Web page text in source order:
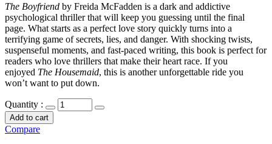
The Boyfriend by Freida McFadden is a dark and addictive
psychological thriller that will keep you guessing until the final
page. What starts as a perfect love story quickly turns into a
terrifying game of secrets, lies, and danger. With shocking twists,
suspenseful moments, and fast-paced writing, this book is perfect for
readers who love thrillers that make their heart race. If you
enjoyed The Housemaid, this is another unforgettable ride you
won’t want to put down.
Quantity :
Add to cart
Compare